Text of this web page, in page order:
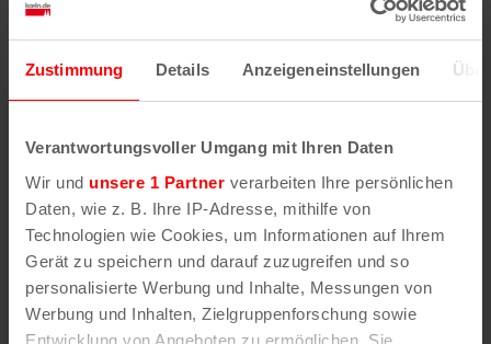
Zustimmung Details Anzeigeneinstellungen
Verantwortungsvoller Umgang mit Ihren Daten
Wir und unsere 1 Partner verarbeiten Ihre persönlichen
Daten, wie z. B. Ihre IP-Adresse, mithilfe von
Technologien wie Cookies, um Informationen auf Ihrem
Gerät zu speichern und darauf zuzugreifen und so
personalisierte Werbung und Inhalte, Messungen von
Werbung und Inhalten, Zielgruppenforschung sowie
Entwicklung von Angeboten zu ermöglichen. Sie
Fehler/Problem melden
Darstellung des RVR-Kartenwerks
Stadtplanwerk
erhältst Du unsere koeln.de-Karte mit vielen
weiteren Details wie z.B. Hausnummern.
Unser Stadtplan basiert auf Daten des
OpenStreetMap
-Projekts (
© OpenStreetMap
Mitwirkende
) und von OpenCycleMap.org